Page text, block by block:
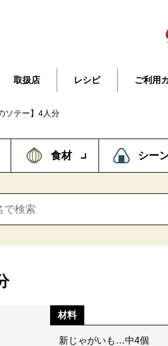
取扱店 レシピ ご利用
ソテー】4人分
食材 シー
材料
新じゃがいも…中4個